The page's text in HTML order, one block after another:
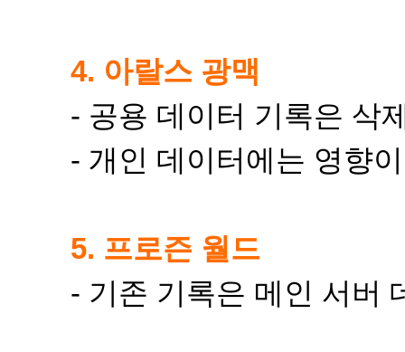
4. 아랄스 광맥
- 공용 데이터 기록은 삭
- 개인 데이터에는 영향
5. 프로즌 월드
- 기존 기록은 메인 서버